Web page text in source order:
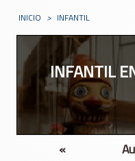
INICIO > INFANTIL
INFANTIL
«